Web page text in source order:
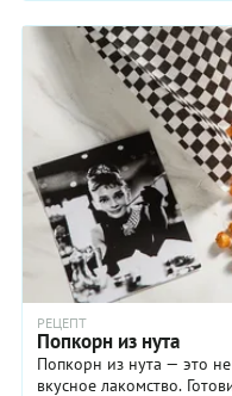
картофеля.
РЕЦЕПТ
Попкорн из нута
Попкорн из нута — это
вкусное лакомство.